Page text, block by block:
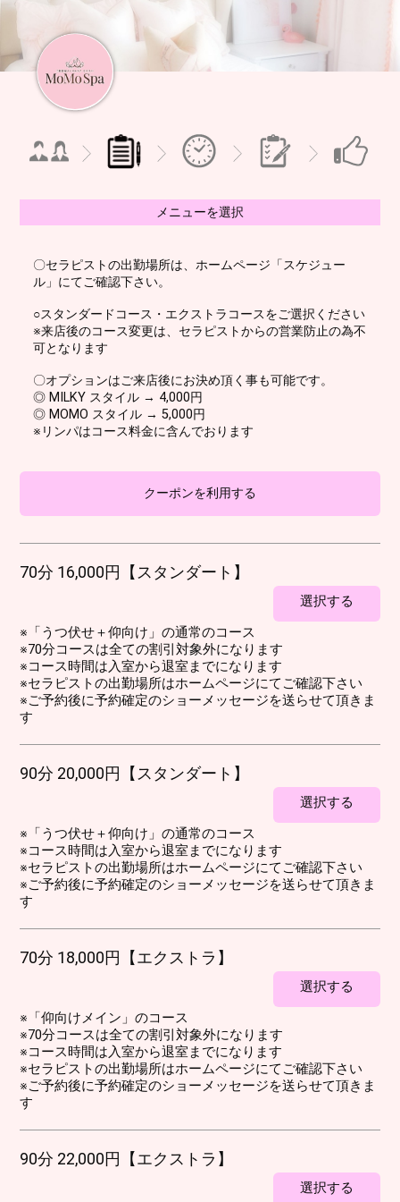
メニューを選択
〇セラピストの出勤場所は、ホームページ「スケジュー
ル」にてご確認下さい。
○スタンダードコース・エクストラコースをご選択ください
※来店後のコース変更は、セラピストからの営業防止の為不
可となります
〇オプションはご来店後にお決め頂く事も可能です。
◎ MILKY スタイル → 4,000円
◎ MOMO スタイル → 5,000円
※リンパはコース料金に含んでおります
クーポンを利用する
70分 16,000円【スタンダート】
選択する
※「うつ伏せ＋仰向け」の通常のコース
※70分コースは全ての割引対象外になります
※コース時間は入室から退室までになります
※セラピストの出勤場所はホームページにてご確認下さい
※ご予約後に予約確定のショーメッセージを送らせて頂きま
す
90分 20,000円【スタンダート】
選択する
※「うつ伏せ＋仰向け」の通常のコース
※コース時間は入室から退室までになります
※セラピストの出勤場所はホームページにてご確認下さい
※ご予約後に予約確定のショーメッセージを送らせて頂きま
す
70分 18,000円【エクストラ】
選択する
※「仰向けメイン」のコース
※70分コースは全ての割引対象外になります
※コース時間は入室から退室までになります
※セラピストの出勤場所はホームページにてご確認下さい
※ご予約後に予約確定のショーメッセージを送らせて頂きま
す
90分 22,000円【エクストラ】
選択する